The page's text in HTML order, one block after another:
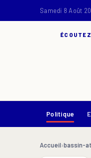
Samedi 8 Août
Politique
Accueil›bassin-